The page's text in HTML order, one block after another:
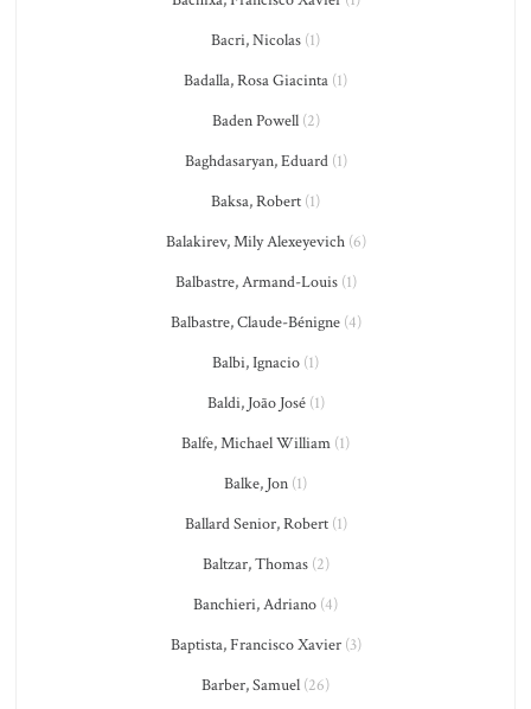
Bacri, Nicolas (1)
Badalla, Rosa Giacinta (1)
Baden Powell(2)
Baghdasaryan, Eduard(1)
Baksa, Robert (1)
Balakirev, Mily Alexeyevich(6)
Balbastre, Armand-Louis(1)
Balbastre, Claude-Bénigne(4)
Balbi, Ignacio (1)
Baldi, João José(1)
Balfe, Michael William (1)
Balke, Jon (1)
Ballard Senior, Robert(1)
Baltzar, Thomas(2)
Banchieri, Adriano (4)
Baptista, Francisco Xavier(3)
Barber, Samuel (26)